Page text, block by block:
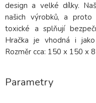
design a velké dílky.
našich výrobků, a proto
toxické a splňují
Hračka je vhodná i
Rozměr cca: 150 x 150 x
Parametry